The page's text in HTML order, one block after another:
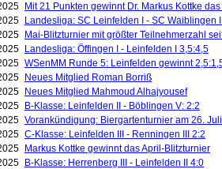
Mit 21 Punkten gewinnt Dr. Markus Kottke
Landesliga: SC Leinfelden I - SC Waiblingen
Mai-Blitzturnier mit größter Teilnehmerzahl
Landesliga: Öffingen I - Leinfelden I 3,5:4,5
WSenMM Runde 5: Leinfelden gewinnt
Neues Mitglied Roman Borriß
Neues Mitglied Mahmoud Alhajyousef
B-Klasse: Leinfelden II - Böblingen V: 2:2
Vorankündigung: Biergartenturnier am 26. Juli
C-Klasse: Leinfelden III - Renningen III 2:2
Markus Kottke gewinnt das April-Blitzturnier
B-Klasse: Herrenberg III - Leinfelden II 4:0